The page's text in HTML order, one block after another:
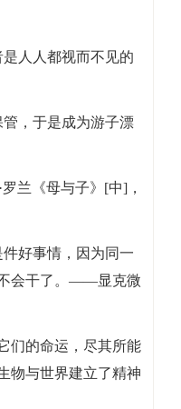
人人都视而不见的
，于是成为游子漂
兰《母与子》[中]，
好事情，因为同一
不会干了。——显克微
们的命运，尽其所能
物与世界建立了精神